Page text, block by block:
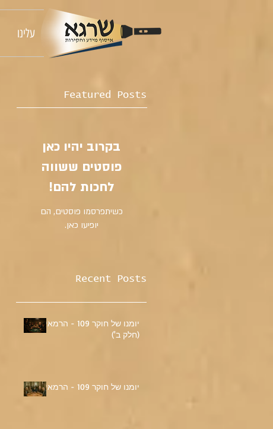
עלינו
Featured Posts
בקרוב יהיו כאן
פוסטים ששווה
לחכות להם!
כשיתפרסמו פוסטים, הם
יופיעו כאן.
Recent Posts
יומנו של חוקר 109 - הרמאי
(חלק ב')
יומנו של חוקר 109 - הרמאי